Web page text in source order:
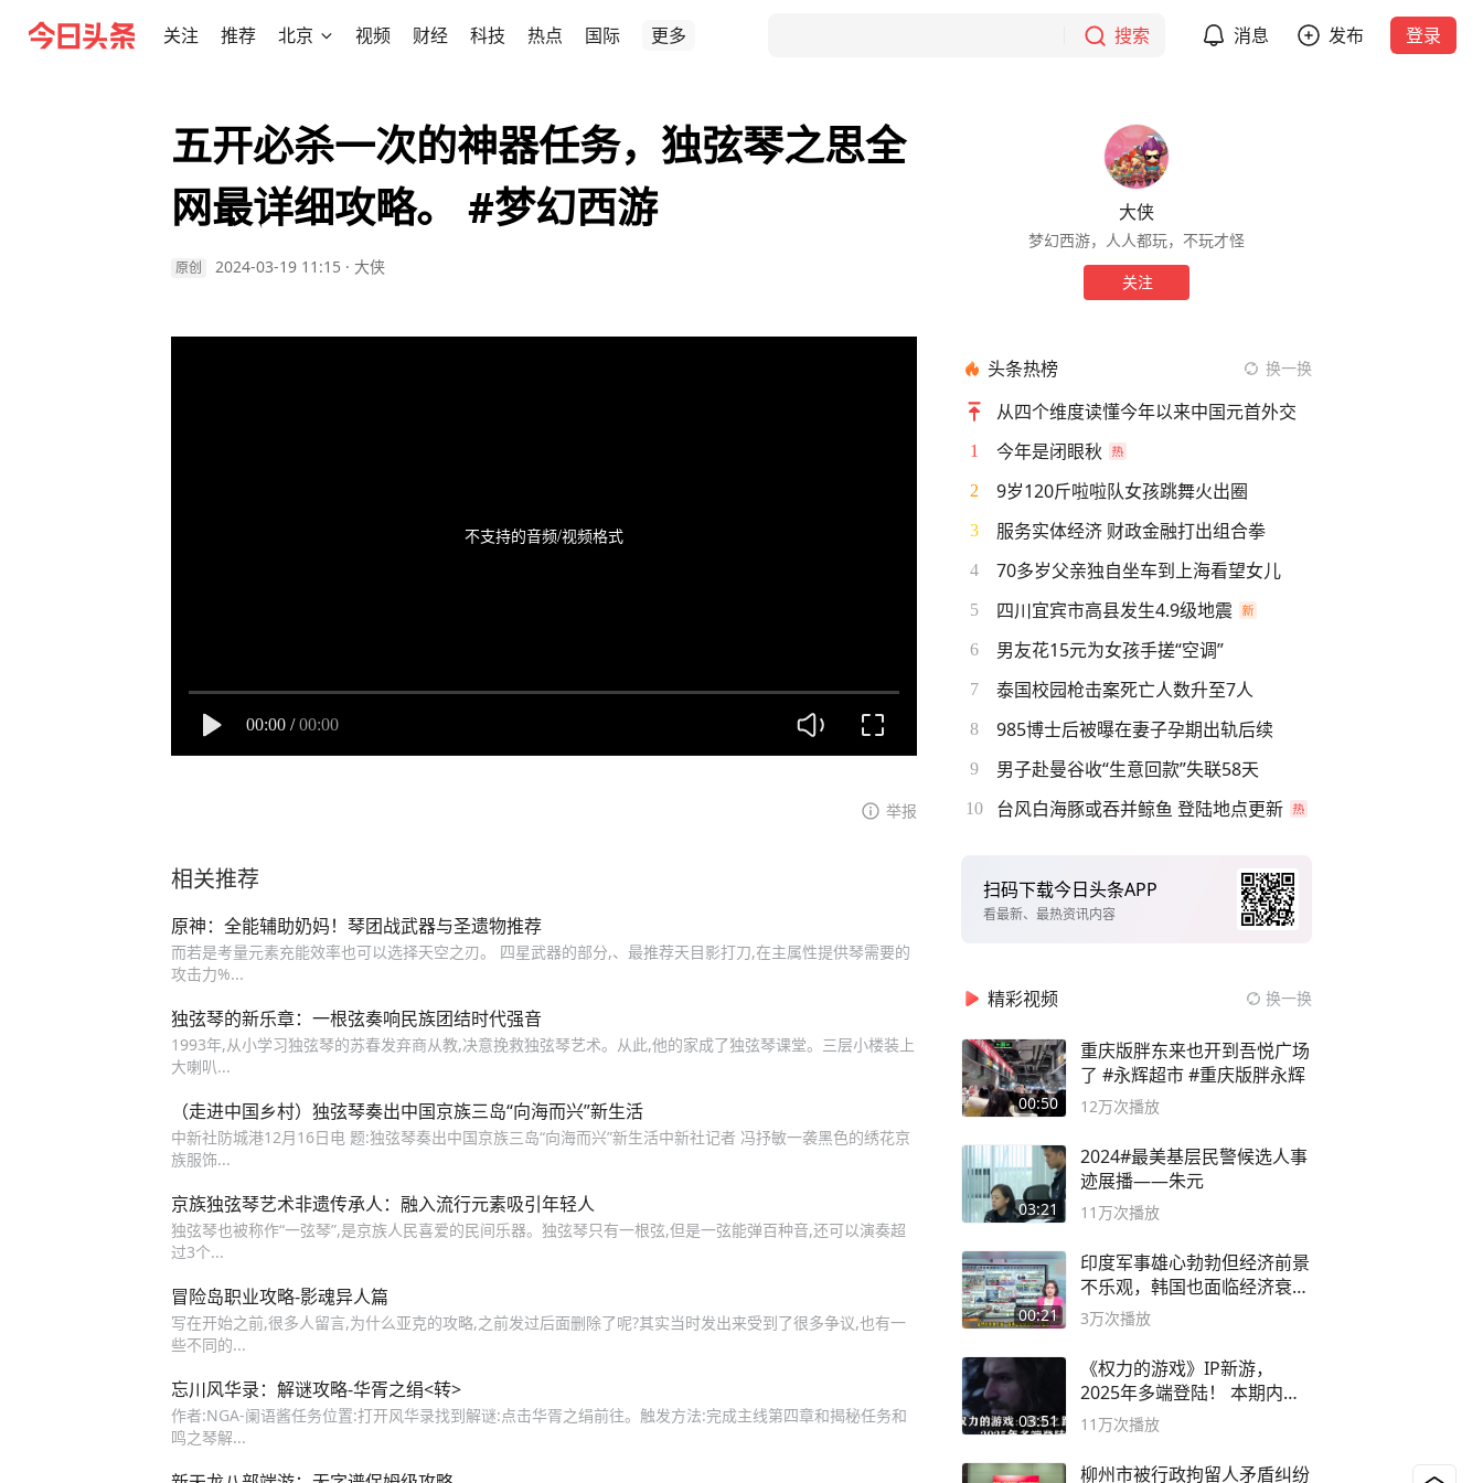
关注 推荐 北京 视频 财经 科技 热点 国际 更多 搜索 消息 发布 登录
五开必杀一次的神器任务，独弦琴之思全
网最详细攻略。 #梦幻西游
原创 2024-03-19 11:15 · 大侠
不支持的音频/视频格式
00:00 / 00:00
举报
相关推荐
原神：全能辅助奶妈！琴团战武器与圣遗物推荐
而若是考量元素充能效率也可以选择天空之刃。 四星武器的部分,、最推荐天目影打刀,在主属性提供琴需要的
攻击力%...
独弦琴的新乐章：一根弦奏响民族团结时代强音
1993年,从小学习独弦琴的苏春发弃商从教,决意挽救独弦琴艺术。从此,他的家成了独弦琴课堂。三层小楼装上
大喇叭...
（走进中国乡村）独弦琴奏出中国京族三岛“向海而兴”新生活
中新社防城港12月16日电 题:独弦琴奏出中国京族三岛“向海而兴”新生活中新社记者 冯抒敏一袭黑色的绣花京
族服饰...
京族独弦琴艺术非遗传承人：融入流行元素吸引年轻人
独弦琴也被称作“一弦琴”,是京族人民喜爱的民间乐器。独弦琴只有一根弦,但是一弦能弹百种音,还可以演奏超
过3个...
冒险岛职业攻略-影魂异人篇
写在开始之前,很多人留言,为什么亚克的攻略,之前发过后面删除了呢?其实当时发出来受到了很多争议,也有一
些不同的...
忘川风华录：解谜攻略-华胥之绢<转>
作者:NGA-阑语酱任务位置:打开风华录找到解谜:点击华胥之绢前往。触发方法:完成主线第四章和揭秘任务和
鸣之琴解...
大侠
梦幻西游，人人都玩，不玩才怪
关注
头条热榜 换一换
从四个维度读懂今年以来中国元首外交
1 今年是闭眼秋
2 9岁120斤啦啦队女孩跳舞火出圈
3 服务实体经济 财政金融打出组合拳
4 70多岁父亲独自坐车到上海看望女儿
5 四川宜宾市高县发生4.9级地震
6 男友花15元为女孩手搓“空调”
7 泰国校园枪击案死亡人数升至7人
8 985博士后被曝在妻子孕期出轨后续
9 男子赴曼谷收“生意回款”失联58天
10 台风白海豚或吞并鲸鱼 登陆地点更新
扫码下载今日头条APP
看最新、最热资讯内容
精彩视频 换一换
00:50
重庆版胖东来也开到吾悦广场
了 #永辉超市 #重庆版胖永辉
12万次播放
03:21
2024#最美基层民警候选人事
迹展播——朱元
11万次播放
00:21
印度军事雄心勃勃但经济前景
不乐观，韩国也面临经济衰退
风险
3万次播放
03:51
《权力的游戏》IP新游，
2025年多端登陆！ 本期内容
概要
11万次播放
柳州市被行政拘留人矛盾纠纷